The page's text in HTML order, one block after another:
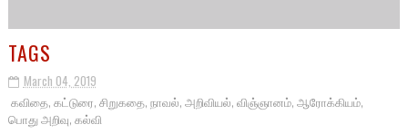
TAGS
March 04, 2019
கவிதை, கட்டுரை, சிறுகதை, நாவல், அறிவியல், விஞ்ஞானம், ஆரோக்கியம்,
பொது அறிவு, கல்வி